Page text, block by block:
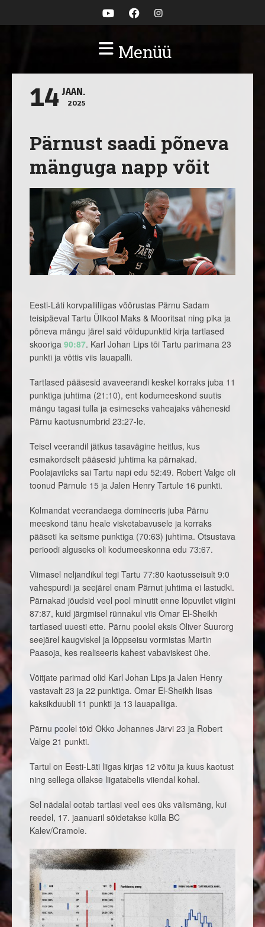
Menüü
14 JAAN.
2025
Pärnust saadi põneva
mänguga napp võit
Eesti-Läti korvpalliliigas võõrustas Pärnu Sadam
teisipäeval Tartu Ülikool Maks & Mooritsat ning pika ja
põneva mängu järel said võidupunktid kirja tartlased
skooriga 90:87. Karl Johan Lips tõi Tartu parimana 23
punkti ja võttis viis lauapalli.
Tartlased pääsesid avaveerandi keskel korraks juba 11
punktiga juhtima (21:10), ent kodumeeskond suutis
mängu tagasi tulla ja esimeseks vaheajaks vähenesid
Pärnu kaotusnumbrid 23:27-le.
Teisel veerandil jätkus tasavägine heitlus, kus
esmakordselt pääsesid juhtima ka pärnakad.
Poolajavileks sai Tartu napi edu 52:49. Robert Valge oli
toonud Pärnule 15 ja Jalen Henry Tartule 16 punkti.
Kolmandat veerandaega domineeris juba Pärnu
meeskond tänu heale visketabavusele ja korraks
pääseti ka seitsme punktiga (70:63) juhtima. Otsustava
perioodi alguseks oli kodumeeskonna edu 73:67.
Viimasel neljandikul tegi Tartu 77:80 kaotusseisult 9:0
vahespurdi ja seejärel enam Pärnut juhtima ei lastudki.
Pärnakad jõudsid veel pool minutit enne lõpuvilet viigini
87:87, kuid järgmisel rünnakul viis Omar El-Sheikh
tartlased uuesti ette. Pärnu poolel eksis Oliver Suurorg
seejärel kaugviskel ja lõppseisu vormistas Martin
Paasoja, kes realiseeris kahest vabaviskest ühe.
Võitjate parimad olid Karl Johan Lips ja Jalen Henry
vastavalt 23 ja 22 punktiga. Omar El-Sheikh lisas
kaksikduubli 11 punkti ja 13 lauapalliga.
Pärnu poolel tõid Okko Johannes Järvi 23 ja Robert
Valge 21 punkti.
Tartul on Eesti-Läti liigas kirjas 12 võitu ja kuus kaotust
ning sellega ollakse liigatabelis viiendal kohal.
Sel nädalal ootab tartlasi veel ees üks välismäng, kui
reedel, 17. jaanuaril sõidetakse külla BC
Kalev/Cramole.